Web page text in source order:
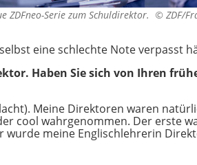
ZDFneo-Serie zum Schuldirektor. © ZDF/
eine schlechte Note verpasst
Haben Sie sich von Ihren
Meine Direktoren waren
cool wahrgenommen. Der erste
wurde meine Englischlehrerin